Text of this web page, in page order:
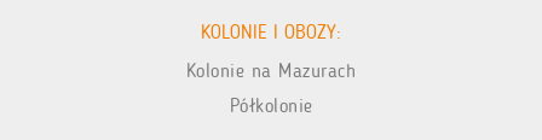
KOLONIE I OBOZY:
Kolonie na Mazurach
Półkolonie